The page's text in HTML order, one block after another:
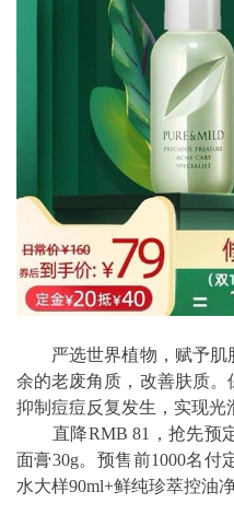
严选世界植物，赋予肌
余的老废角质，改善肤质。
抑制痘痘反复发生，实现光
直降RMB 81，抢先预
面膏30g。预售前1000名付
水大样90ml+鲜纯珍萃控油净